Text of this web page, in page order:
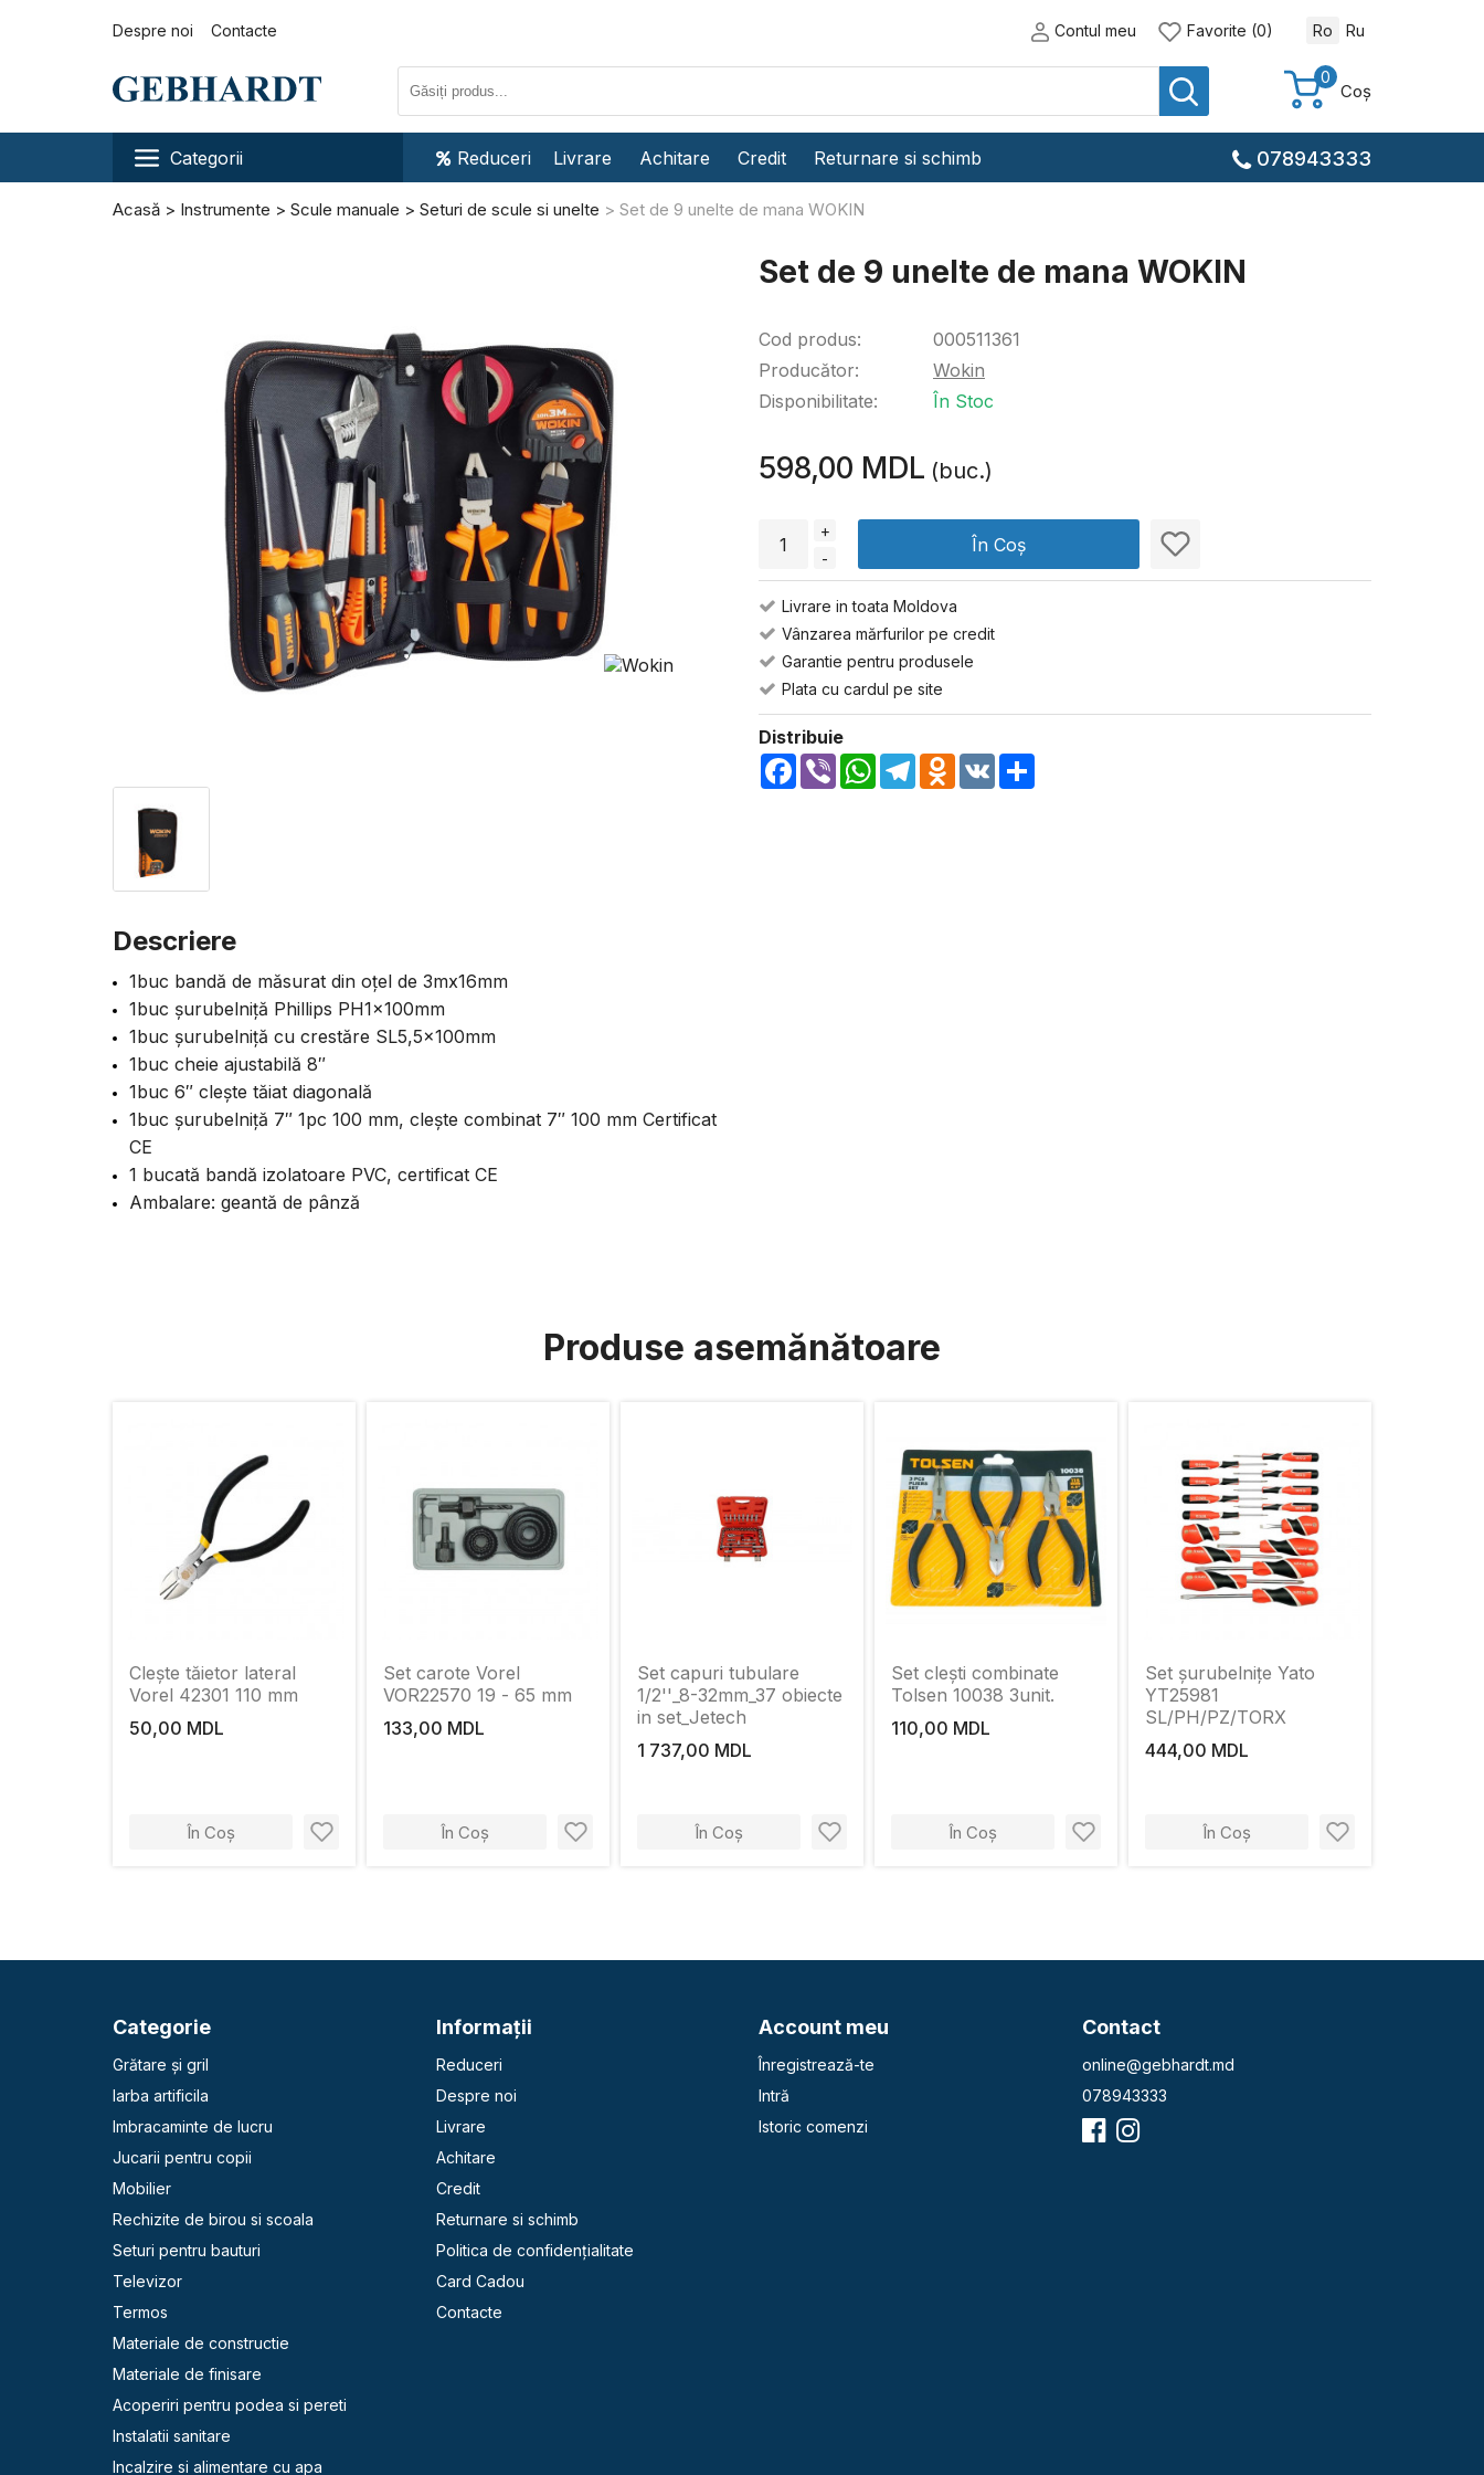
Despre noi Contacte Contul meu Favorite (0) Ro Ru
0
Coș
Categorii Reduceri Livrare Achitare Credit Returnare si schimb 078943333
Acasă Instrumente Scule manuale Seturi de scule si unelte Set de 9 unelte de mana WOKIN
Descriere
1buc bandă de măsurat din oțel de 3mx16mm
1buc șurubelniță Phillips PH1x100mm
1buc șurubelniță cu crestăre SL5,5x100mm
1buc cheie ajustabilă 8″
1buc 6″ clește tăiat diagonală
1buc șurubelniță 7″ 1pc 100 mm, clește combinat 7″ 100 mm Certificat
CE
1 bucată bandă izolatoare PVC, certificat CE
Ambalare: geantă de pânză
Set de 9 unelte de mana WOKIN
Cod produs:
Producător:
Disponibilitate:
000511361
Wokin
În Stoc
598,00 MDL (buc.)
+
-
În Coș
Livrare in toata Moldova
Vânzarea mărfurilor pe credit
Garantie pentru produsele
Plata cu cardul pe site
Distribuie
Facebook
Viber WhatsApp
TelegramOdnoklassniki
VK
Produse asemănătoare
Clește tăietor lateral
Vorel 42301 110 mm
50,00 MDL
În Coș
Set carote Vorel
VOR22570 19 - 65 mm
133,00 MDL
În Coș
Set capuri tubulare
1/2''_8-32mm_37 obiecte
in set_Jetech
1 737,00 MDL
În Coș
Set clești combinate
Tolsen 10038 3unit.
110,00 MDL
În Coș
Set șurubelnițe Yato
YT25981
SL/PH/PZ/TORX
444,00 MDL
În Coș
Categorie
Grătare și gril
Iarba artificila
Imbracaminte de lucru
Jucarii pentru copii
Mobilier
Rechizite de birou si scoala
Seturi pentru bauturi
Televizor
Termos
Materiale de constructie
Materiale de finisare
Acoperiri pentru podea si pereti
Instalatii sanitare
Incalzire si alimentare cu apa
Informaţii
Reduceri
Despre noi
Livrare
Achitare
Credit
Returnare si schimb
Politica de confidențialitate
Card Cadou
Contacte
Account meu
Înregistrează-te
Intră
Istoric comenzi
Contact
online@gebhardt.md
078943333